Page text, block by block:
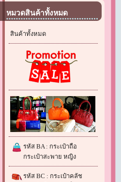
หมวดสินค้าทั้งหมด
สินค้าทั้งหมด
รหัส BA : กระเป๋าถือ
กระเป๋าสะพาย หญิง
รหัส BC : กระเป๋าคลัช